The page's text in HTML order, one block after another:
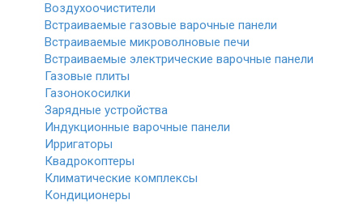
Воздухоочистители
Встраиваемые газовые варочные панели
Встраиваемые микроволновые печи
Встраиваемые электрические варочные панели
Газовые плиты
Газонокосилки
Зарядные устройства
Индукционные варочные панели
Ирригаторы
Квадрокоптеры
Климатические комплексы
Кондиционеры